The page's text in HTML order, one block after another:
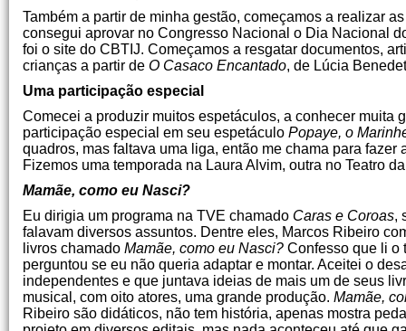
Também a partir de minha gestão, começamos a realizar
consegui aprovar no Congresso Nacional o Dia Nacional
foi o site do CBTIJ. Começamos a resgatar documentos,
crianças a partir de O Casaco Encantado, de Lúcia
Uma participação especial
Comecei a produzir muitos espetáculos, a conhecer muita
participação especial em seu espetáculo Popaye, o
quadros, mas faltava uma liga, então me chama para
Fizemos uma temporada na Laura Alvim, outra no Teatro
Mamãe, como eu Nasci?
Eu dirigia um programa na TVE chamado Caras e Coroas,
falavam diversos assuntos. Dentre eles, Marcos Ribeiro
livros chamado Mamãe, como eu Nasci? Confesso que li o
perguntou se eu não queria adaptar e montar. Aceitei o
independentes e que juntava ideias de mais um de seus
musical, com oito atores, uma grande produção. Mamãe,
Ribeiro são didáticos, não tem história, apenas mostra